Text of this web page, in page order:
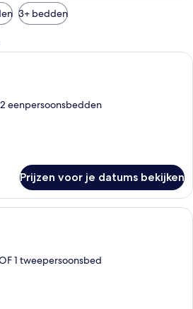
3+ bedden
eenpersoonsbedden
Prijzen voor je datums bekijken
Een minibar, een kluis op de kamer,
1 tweepersoonsbed